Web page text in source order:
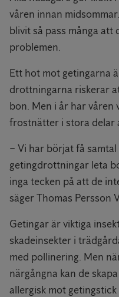
våren innan
blivit så pass många
problemen.
Ett hot mot getingarna
drottningarna riskerar
bon. Men i år har våren
frostnätter i stora delar
− Vi har börjat få
getingdrottningar leta
inga tecken på att de
säger Thomas Persson
Getingar är viktiga
skadeinsekter i
med pollinering. Men
närgångna kan de
allergisk mot